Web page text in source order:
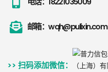
邮箱：wqh@pulixin.com
>> 扫码添加微信：